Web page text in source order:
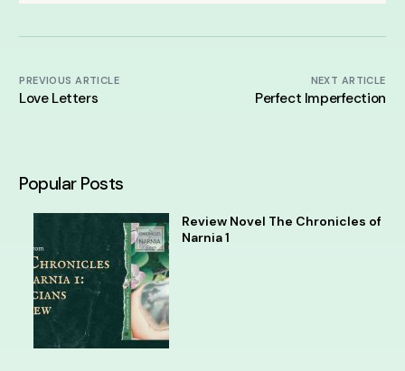
PREVIOUS ARTICLE
Love Letters
NEXT ARTICLE
Perfect Imperfection
Popular Posts
Review Novel The Chronicles of
Narnia 1